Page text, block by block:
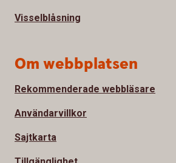
Visselblåsning
Om webbplatsen
Rekommenderade webbläsare
Användarvillkor
Sajtkarta